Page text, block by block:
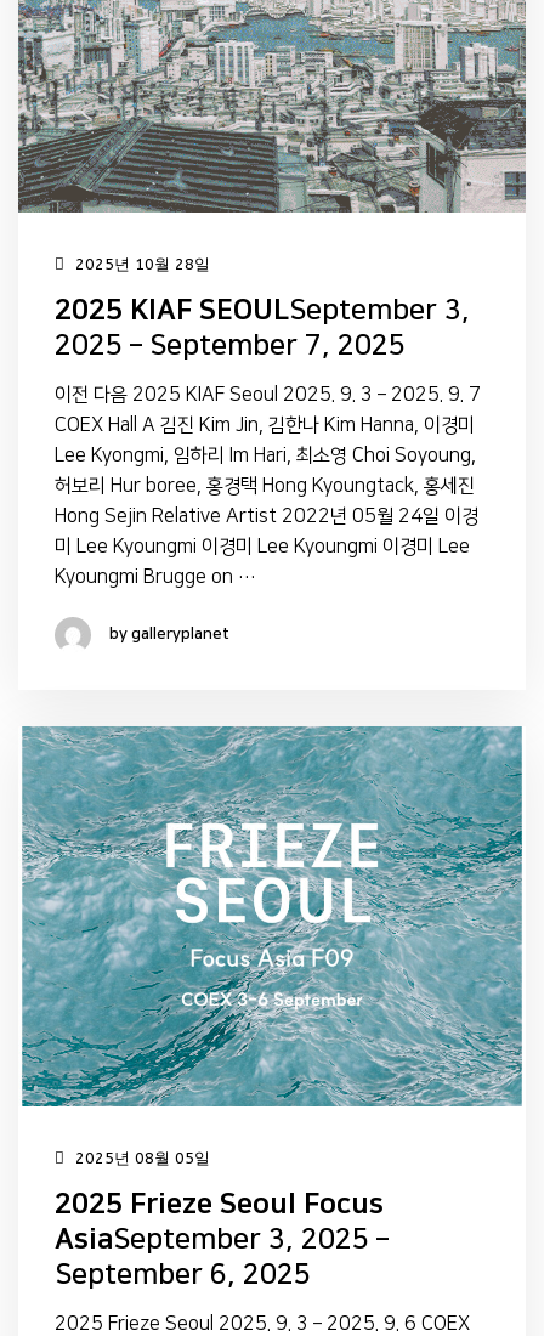
2025년 10월 28일
2025 KIAF SEOULSeptember 3,
2025 – September 7, 2025
이전 다음 2025 KIAF Seoul 2025. 9. 3 – 2025. 9. 7
COEX Hall A 김진 Kim Jin, 김한나 Kim Hanna, 이경미
Lee Kyongmi, 임하리 Im Hari, 최소영 Choi Soyoung,
허보리 Hur boree, 홍경택 Hong Kyoungtack, 홍세진
Hong Sejin Relative Artist 2022년 05월 24일 이경
미 Lee Kyoungmi 이경미 Lee Kyoungmi 이경미 Lee
Kyoungmi Brugge on …
by galleryplanet
2025년 08월 05일
2025 Frieze Seoul Focus
AsiaSeptember 3, 2025 –
September 6, 2025
2025 Frieze Seoul 2025. 9. 3 – 2025. 9. 6 COEX